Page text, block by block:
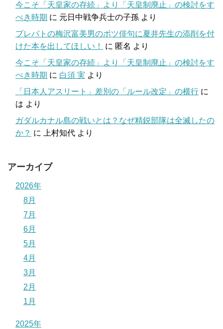
今こそ「天皇家の存続」より「天皇制廃止」の検討をす
べき時期 に 元日中戦争兵士の子孫 より
プレバトの梅沢富美男のボツ俳句に夏井先生の添削を付
けた本を出してほしい！
に 匿名 より
今こそ「天皇家の存続」より「天皇制廃止」の検討をす
べき時期 に 白須 実 より
「日本人アスリート」差別の「ルール改定」の横行 に
は より
ガダルカナル島の戦いとは？なぜ精鋭部隊は全滅したの
か？ に 上村知代 より
アーカイブ
2026年
8月
7月
6月
5月
4月
3月
2月
1月
2025年